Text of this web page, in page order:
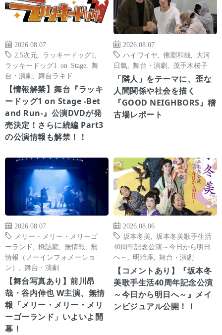
2026.08.07
2.5次元
ラッキードッグ1
ラッキードッグ1 on Stage
舞
台・演劇
舞台ラキド
【情報解禁】舞台『ラッキ
ードッグ1 on Stage -Bet
and Run-』公演DVDが発
売決定！さらに続編 Part3
の公演情報も解禁！！
2026.08.07
ハイワイヤ
佛淵和哉
大河
日氣
舞台・演劇 茂手木桜子
「隣人」をテーマに、歪な
人間関係や社会を描く
『GOOD NEIGHBORS』稽
古場レポート
2026.08.07
メリー・メリー・メリーゴ
ーランド
橋詰龍 無情報
無
情報（ノーインフォメーショ
ン）
舞台・演劇
【舞台写真あり】前川昂
哉・谷内伸也 W主演、無情
報「メリー・メリー・メリ
ーゴーランド」いよいよ開
幕！
2026.08.06
坂本冬美
坂本冬美歌手生活
40周年記念公演～今日から明日
へ～
明治座 舞台・演劇
【コメントあり】『坂本冬
美歌手生活40周年記念公演
～今日から明日へ～』メイ
ンビジュアル公開！！